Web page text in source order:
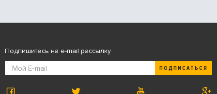
Подпишитесь на e-mail рассылку
ПОДПИСАТЬСЯ